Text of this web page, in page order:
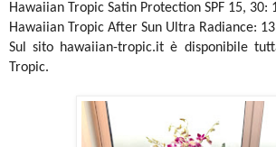
Hawaiian Tropic Satin Protection SPF 15, 30:
Hawaiian Tropic After Sun Ultra Radiance:
Sul sito hawaiian-tropic.it è disponibile
Tropic.